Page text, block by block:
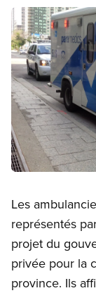
Image
Les
représentés
projet du
privée pour la
province. Ils